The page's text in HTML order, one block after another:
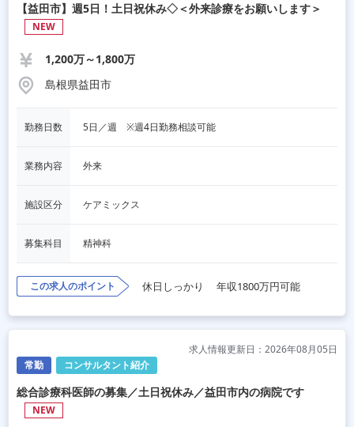
【益田市】週5日！土日祝休み◇＜外来診療をお願いします＞
NEW
1,200万～1,800万
島根県益田市
勤務日数 5日／週　※週4日勤務相談可能
業務内容 外来
施設区分 ケアミックス
募集科目 精神科
この求人のポイント 休日しっかり 年収1800万円可能
常勤 コンサルタント紹介
求人情報更新日：2026年08月05日
総合診療科医師の募集／土日祝休み／益田市内の病院です
NEW